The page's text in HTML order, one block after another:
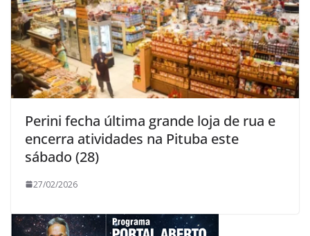
Perini fecha última grande loja de rua e
encerra atividades na Pituba este
sábado (28)
27/02/2026